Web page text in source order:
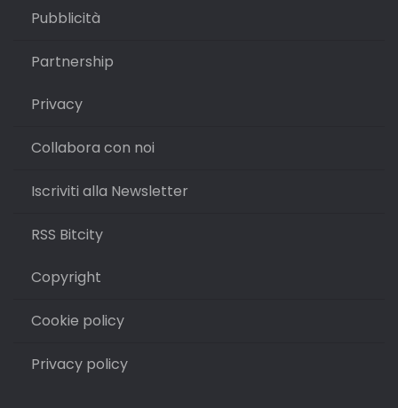
Pubblicità
Partnership
Privacy
Collabora con noi
Iscriviti alla Newsletter
RSS Bitcity
Copyright
Cookie policy
Privacy policy